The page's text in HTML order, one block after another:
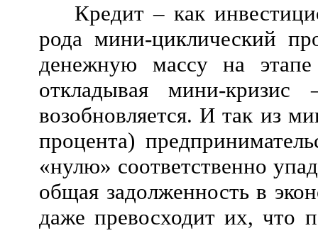
Кредит – как
рода мини-циклический
денежную массу на
откладывая мини-
возобновляется. И так из
процента)
«нулю» соответственно
общая задолженность в
даже превосходит их, что